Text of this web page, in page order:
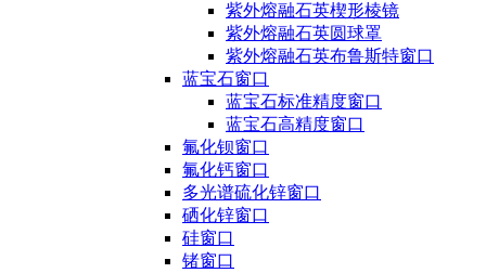
紫外熔融石英楔形棱镜
紫外熔融石英圆球罩
紫外熔融石英布鲁斯特窗口
蓝宝石窗口
蓝宝石标准精度窗口
蓝宝石高精度窗口
氟化钡窗口
氟化钙窗口
多光谱硫化锌窗口
硒化锌窗口
硅窗口
锗窗口